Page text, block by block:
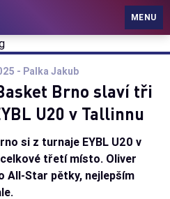
MENU
- Palka Jakub
Brno slaví tři
U20 v Tallinnu
si z turnaje EYBL U20 v
třetí místo. Oliver
All-Star pětky, nejlepším